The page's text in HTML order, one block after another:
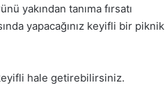
yakından tanıma fırsatı
yapacağınız keyifli bir piknik
hale getirebilirsiniz.